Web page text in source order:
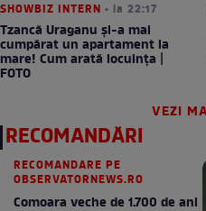
SHOWBIZ INTERN • la 22:17
Tzancă Uraganu și-a mai
cumpărat un apartament la
mare! Cum arată locuința |
FOTO
VEZI
RECOMANDĂRI
RECOMANDARE PE
OBSERVATORNEWS.RO
Comoara veche de 1.700 de ani